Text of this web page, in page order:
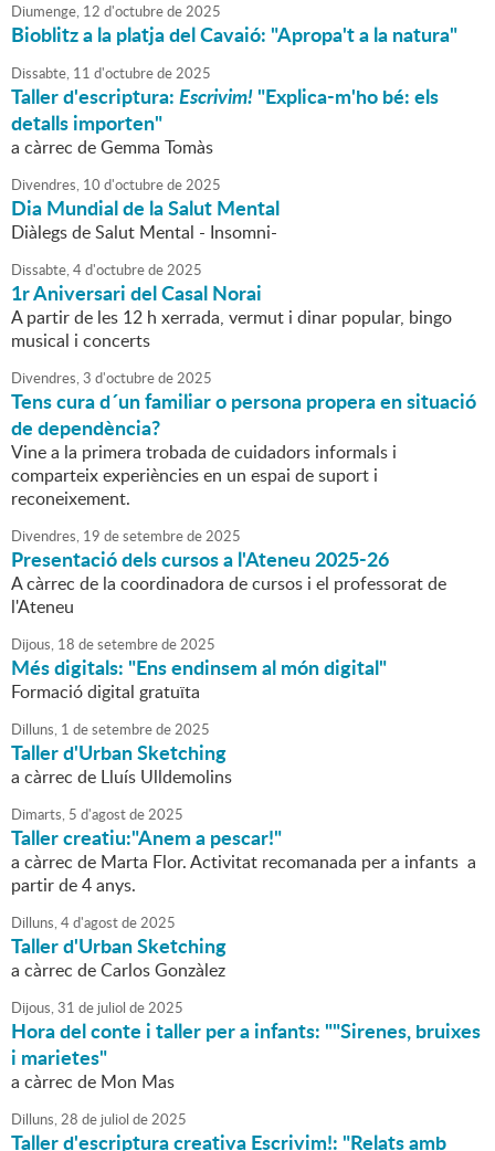
Diumenge, 12 d'octubrede2025
Bioblitz a la platja del Cavaió: "Apropa't a la natura"
Dissabte, 11 d'octubrede2025
Taller d'escriptura:Escrivim!"Explica-m'ho bé: els
detalls importen"
a càrrec de Gemma Tomàs
Divendres, 10 d'octubrede2025
Dia Mundial de la Salut Mental
Diàlegs de Salut Mental - Insomni-
Dissabte,4d'octubrede2025
1r Aniversari del Casal Norai
A partir de les 12 h xerrada, vermut i dinar popular, bingo
musical i concerts
Divendres,3 d'octubrede2025
Tens cura d´un familiar o persona propera en situació
de dependència?
Vine a la primera trobada de cuidadors informals i
comparteix experiències en un espai de suport i
reconeixement.
Divendres, 19 desetembrede2025
Presentació dels cursos a l'Ateneu 2025-26
A càrrec de la coordinadora de cursos i el professorat de
l'Ateneu
Dijous, 18 desetembrede2025
Més digitals: "Ens endinsem al món digital"
Formació digital gratuïta
Dilluns, 1 desetembrede2025
Taller d'Urban Sketching
a càrrec de Lluís Ulldemolins
Dimarts, 5 d'agostde2025
Taller creatiu:"Anem a pescar!"
a càrrec de Marta Flor. Activitat recomanada per a infants a
partir de 4 anys.
Dilluns,4d'agostde2025
Taller d'Urban Sketching
a càrrec de Carlos Gonzàlez
Dijous,31 de juliol de2025
Hora del conte i taller per a infants: ""Sirenes, bruixes
i marietes"
a càrrec de Mon Mas
Dilluns,28 de juliol de2025
Taller d'escriptura creativa Escrivim!: "Relats amb